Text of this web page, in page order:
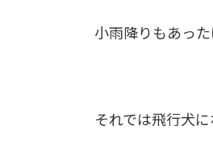
小雨降りもあっ
それでは飛行犬